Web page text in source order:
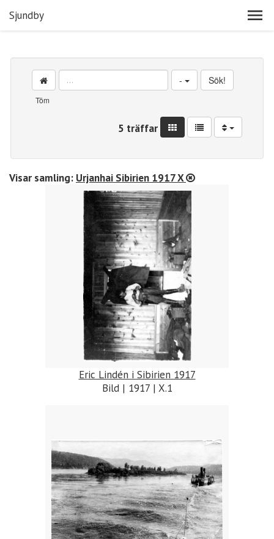
Sjundby
- Sök!
Töm
5 träffar
Visar samling: Urjanhai Sibirien 1917 X
Eric Lindén i Sibirien 1917
Bild | 1917 | X.1